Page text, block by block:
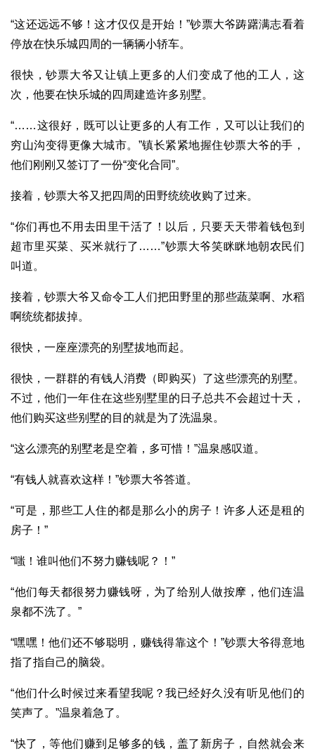
“这还远远不够！这才仅仅是开始！”钞票大爷踌躇满志看着
停放在快乐城四周的一辆辆小轿车。
很快，钞票大爷又让镇上更多的人们变成了他的工人，这
次，他要在快乐城的四周建造许多别墅。
“……这很好，既可以让更多的人有工作，又可以让我们的
穷山沟变得更像大城市。”镇长紧紧地握住钞票大爷的手，
他们刚刚又签订了一份“变化合同”。
接着，钞票大爷又把四周的田野统统收购了过来。
“你们再也不用去田里干活了！以后，只要天天带着钱包到
超市里买菜、买米就行了……”钞票大爷笑眯眯地朝农民们
叫道。
接着，钞票大爷又命令工人们把田野里的那些蔬菜啊、水稻
啊统统都拔掉。
很快，一座座漂亮的别墅拔地而起。
很快，一群群的有钱人消费（即购买）了这些漂亮的别墅。
不过，他们一年住在这些别墅里的日子总共不会超过十天，
他们购买这些别墅的目的就是为了洗温泉。
“这么漂亮的别墅老是空着，多可惜！”温泉感叹道。
“有钱人就喜欢这样！”钞票大爷答道。
“可是，那些工人住的都是那么小的房子！许多人还是租的
房子！”
“嗤！谁叫他们不努力赚钱呢？！”
“他们每天都很努力赚钱呀，为了给别人做按摩，他们连温
泉都不洗了。”
“嘿嘿！他们还不够聪明，赚钱得靠这个！”钞票大爷得意地
指了指自己的脑袋。
“他们什么时候过来看望我呢？我已经好久没有听见他们的
笑声了。”温泉着急了。
“快了，等他们赚到足够多的钱，盖了新房子，自然就会来